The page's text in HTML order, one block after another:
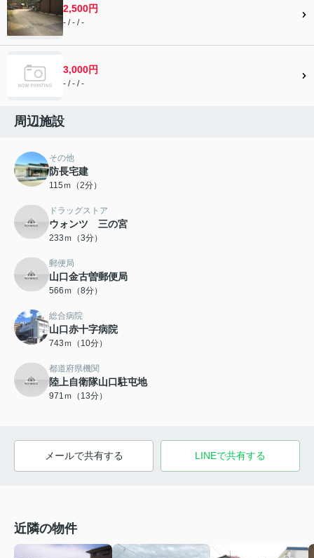
2,500円
- / - / -
3,000円
- / - / -
周辺施設
その他
防長宅建
115ｍ（2分）
ドラッグストア
ウォンツ 三の宮
233ｍ（3分）
郵便局
山口金古曽郵便局
566ｍ（8分）
総合病院
山口赤十字病院
743ｍ（10分）
都道府県機関
陸上自衛隊山口駐屯地
971ｍ（13分）
メールで共有する LINEで共有する
近隣の物件